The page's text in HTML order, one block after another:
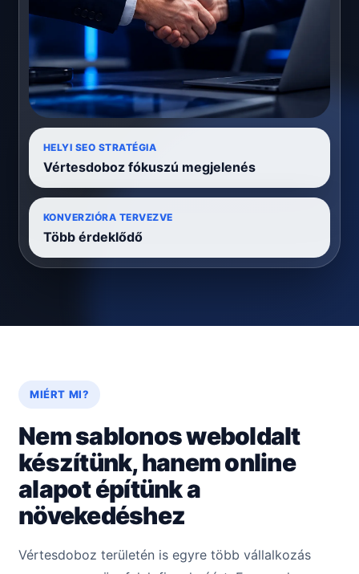
HELYI SEO STRATÉGIA
Vértesdoboz fókuszú megjelenés
KONVERZIÓRA TERVEZVE
Több érdeklődő
MIÉRT MI?
Nem sablonos weboldalt
készítünk, hanem online
alapot építünk a
növekedéshez
Vértesdoboz területén is egyre több vállalkozás